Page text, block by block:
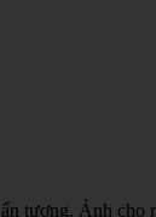
tượng. Ảnh cho